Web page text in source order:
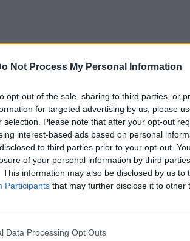
Not Process My Personal Information
opt-out of the sale, sharing to third parties, or
for targeted advertising by us, please
selection. Please note that after your opt-out
interest-based ads based on personal
to third parties prior to your opt-out.
of your personal information by third
This information may also be disclosed by us to
Participants that may further disclose it to other
Data Processing Opt Outs
και αξέχαστες συνεργασίες
Music Awards 2026από τη ΔΕΗ
Τετάρτη17 Ιουνίου. Η βραδιά
να ανεβαίνουν στη σκηνή και να
κοινό.
με τονΑκύλα, ο οποίος ερμήνευσε
εκπροσώπησε την Ελλάδα στη
έναν από τους γνωστούς